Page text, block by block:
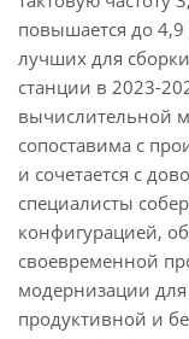
повышается до 4,9
лучших для
станции в 2023-
вычислительной
сопоставима с
и сочетается с
специалисты
конфигурацией,
своевременной
модернизации
продуктивной и